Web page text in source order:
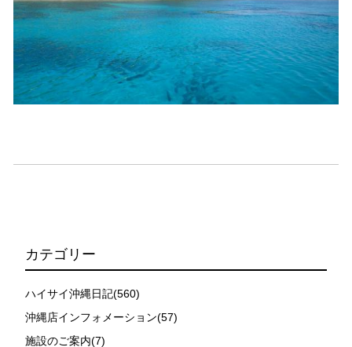
カテゴリー
ハイサイ沖縄日記(560)
沖縄店インフォメーション(57)
施設のご案内(7)
の順番はガイドが決定しますので、必ずその指示に従っ
て準備してください。
3.クジラとの距離と泳ぎ方
クジラの観察は水面からのみとし、素潜りは禁止としま
す。クジラによっては、人が近くを泳ぐことを嫌い、逃
げてしまう場合があります。そのため、原則として緊急
スイムが実施できるよう努めます。しかし、万が一海に
エントリーできなかった場合や、クジラを発見できなか
承ください。
5.海況について
沖縄の1月～3月は、季節的に海が穏やかな日は多くあり